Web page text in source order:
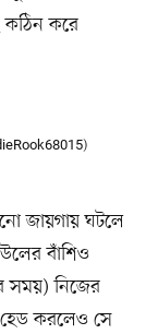
কঠিন করে
জায়গায় ঘটলে
বাঁশিও
সময়) নিজের
হেড করলেও সে